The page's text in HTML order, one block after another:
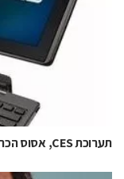
תערוכת CES, אסוס הכריזה על 4 מחשבי טבלט